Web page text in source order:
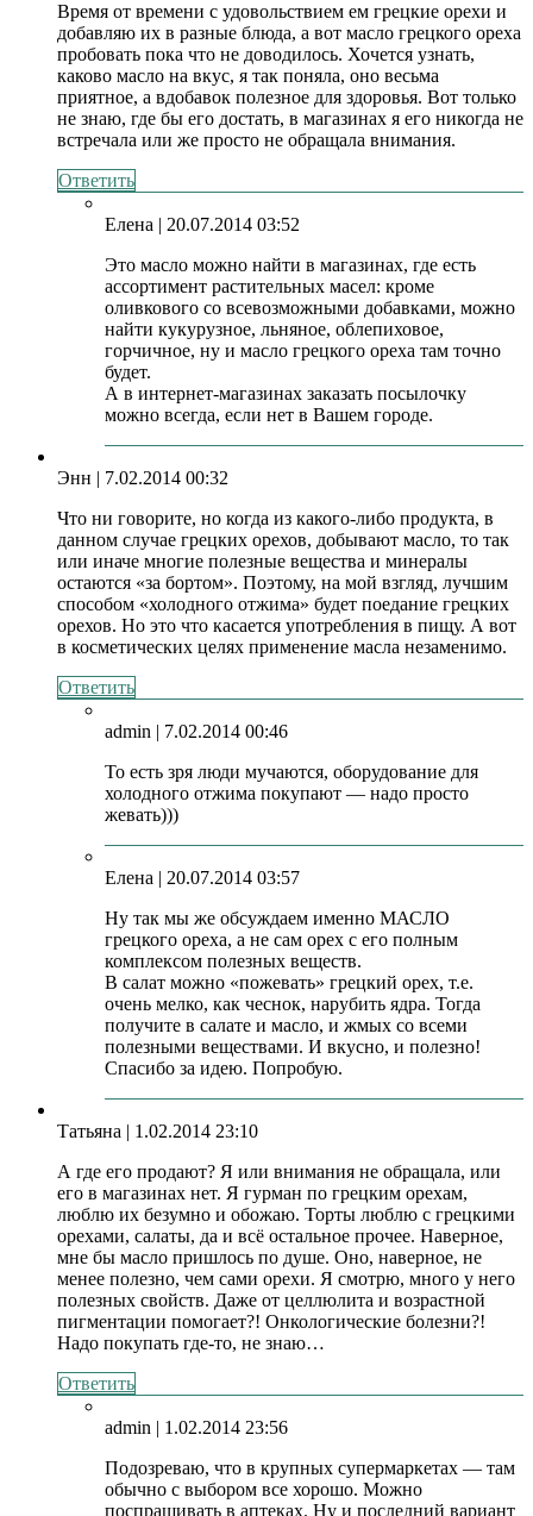
Время от времени с удовольствием ем грецкие орехи и
добавляю их в разные блюда, а вот масло грецкого ореха
пробовать пока что не доводилось. Хочется узнать,
каково масло на вкус, я так поняла, оно весьма
приятное, а вдобавок полезное для здоровья. Вот только
не знаю, где бы его достать, в магазинах я его никогда не
встречала или же просто не обращала внимания.
Ответить
Елена | 20.07.2014 03:52
Это масло можно найти в магазинах, где есть
ассортимент растительных масел: кроме
оливкового со всевозможными добавками, можно
найти кукурузное, льняное, облепиховое,
горчичное, ну и масло грецкого ореха там точно
будет.
А в интернет-магазинах заказать посылочку
можно всегда, если нет в Вашем городе.
Энн | 7.02.2014 00:32
Что ни говорите, но когда из какого-либо продукта, в
данном случае грецких орехов, добывают масло, то так
или иначе многие полезные вещества и минералы
остаются «за бортом». Поэтому, на мой взгляд, лучшим
способом «холодного отжима» будет поедание грецких
орехов. Но это что касается употребления в пищу. А вот
в косметических целях применение масла незаменимо.
Ответить
admin | 7.02.2014 00:46
То есть зря люди мучаются, оборудование для
холодного отжима покупают — надо просто
жевать)))
Елена | 20.07.2014 03:57
Ну так мы же обсуждаем именно МАСЛО
грецкого ореха, а не сам орех с его полным
комплексом полезных веществ.
В салат можно «пожевать» грецкий орех, т.е.
очень мелко, как чеснок, нарубить ядра. Тогда
получите в салате и масло, и жмых со всеми
полезными веществами. И вкусно, и полезно!
Спасибо за идею. Попробую.
Татьяна | 1.02.2014 23:10
А где его продают? Я или внимания не обращала, или
его в магазинах нет. Я гурман по грецким орехам,
люблю их безумно и обожаю. Торты люблю с грецкими
орехами, салаты, да и всё остальное прочее. Наверное,
мне бы масло пришлось по душе. Оно, наверное, не
менее полезно, чем сами орехи. Я смотрю, много у него
полезных свойств. Даже от целлюлита и возрастной
пигментации помогает?! Онкологические болезни?!
Надо покупать где-то, не знаю…
Ответить
admin | 1.02.2014 23:56
Подозреваю, что в крупных супермаркетах — там
обычно с выбором все хорошо. Можно
поспрашивать в аптеках. Ну и последний вариант